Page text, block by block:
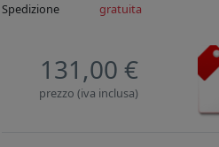
Spedizione
gratuita
131,00 €
prezzo (iva inclusa)